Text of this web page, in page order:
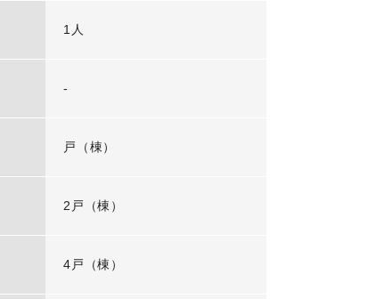
1人
-
戸（棟）
2戸（棟）
4戸（棟）